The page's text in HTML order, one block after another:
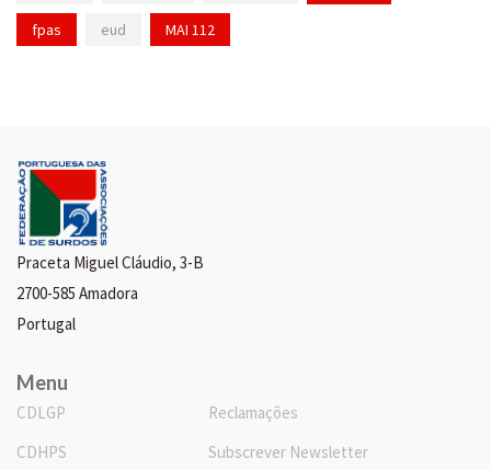
fpas eud MAI 112
Praceta Miguel Cláudio, 3-B
2700-585 Amadora
Portugal
Menu
CDLGP
CDHPS
Reclamações
Subscrever Newsletter